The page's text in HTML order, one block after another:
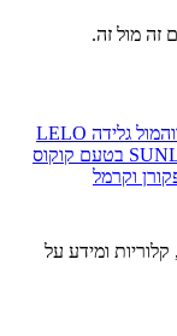
זה מול זה.
מול
גלידה LELO
גלידת מגנום פיינט SUNLOVER בטעם קוקוס
ומידע על